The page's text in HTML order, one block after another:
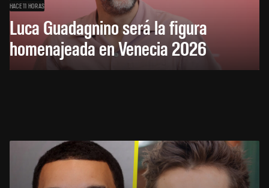
HACE 11 HORAS
Luca Guadagnino será la figura
homenajeada en Venecia 2026